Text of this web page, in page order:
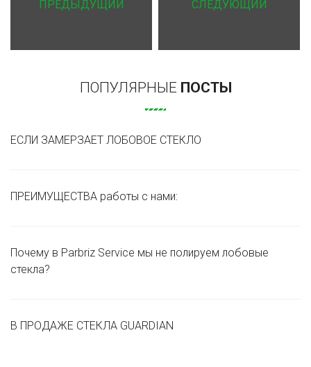
ПРЕДЫДУЩИЙ СЛЕДУЮЩИЙ
ПОПУЛЯРНЫЕ ПОСТЫ
ЕСЛИ ЗАМЕРЗАЕТ ЛОБОВОЕ СТЕКЛО
ПРЕИМУЩЕСТВА работы с нами:
Почему в Parbriz Service мы не полируем лобовые
стекла?
В ПРОДАЖЕ СТЕКЛА GUARDIAN